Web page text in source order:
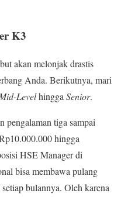
K3
akan melonjak drastis
Anda. Berikutnya, mari
LevelhinggaSenior.
pengalaman tiga sampai
hingga
HSE Manager di
bisa membawa pulang
bulannya. Oleh karena